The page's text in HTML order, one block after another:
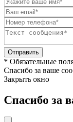
Отправить
* Обязательные
Спасибо за ваше
Закрыть окно
Спасибо за